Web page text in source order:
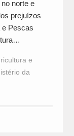
norte e
prejuízos
e Pescas
e
da